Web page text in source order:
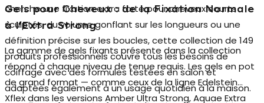
cherche une fixation extra forte pour cheveux courts
sculptés, du volume gonflant sur les longueurs ou une
définition précise sur les boucles, cette collection de 149
produits professionnels couvre tous les besoins de
coiffage avec des formules testées en salon et
adaptées également à un usage quotidien à la maison.
Gels pour Cheveux : de la Fixation Normale
à l'Extra Strong
La gamme de gels fixants présente dans la collection
répond à chaque niveau de tenue requis. Les gels en pot
de grand format — comme ceux de la ligne Edelstein
Xflex dans les versions Amber Ultra Strong, Aquae Extra